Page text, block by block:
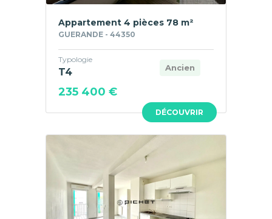
DÉCOUVRIR
Appartement 4 pièces 78 m²
GUERANDE - 44350
Ancien
Typologie
T4
235 400 €